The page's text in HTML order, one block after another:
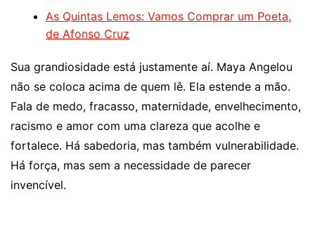
As Quintas Lemos: Vamos Comprar um Poeta,
de Afonso Cruz
Sua grandiosidade está justamente aí. Maya Angelou
não se coloca acima de quem lê. Ela estende a mão.
Fala de medo, fracasso, maternidade, envelhecimento,
racismo e amor com uma clareza que acolhe e
fortalece. Há sabedoria, mas também vulnerabilidade.
Há força, mas sem a necessidade de parecer
invencível.